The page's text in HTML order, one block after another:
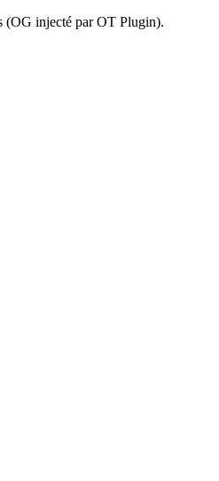
(OG injecté par OT Plugin).